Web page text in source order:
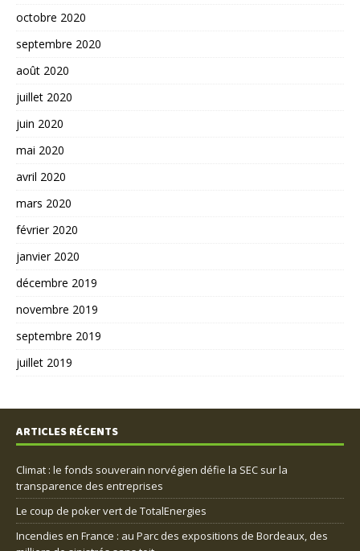
octobre 2020
septembre 2020
août 2020
juillet 2020
juin 2020
mai 2020
avril 2020
mars 2020
février 2020
janvier 2020
décembre 2019
novembre 2019
septembre 2019
juillet 2019
ARTICLES RÉCENTS
Climat : le fonds souverain norvégien défie la SEC sur la
transparence des entreprises
Le coup de poker vert de TotalEnergies
Incendies en France : au Parc des expositions de Bordeaux, des